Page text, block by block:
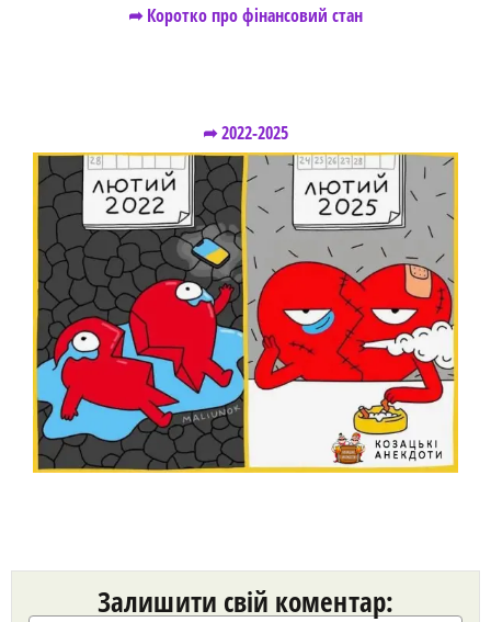
➦ Коротко про фінансовий стан
➦ 2022-2025
Залишити свій коментар: